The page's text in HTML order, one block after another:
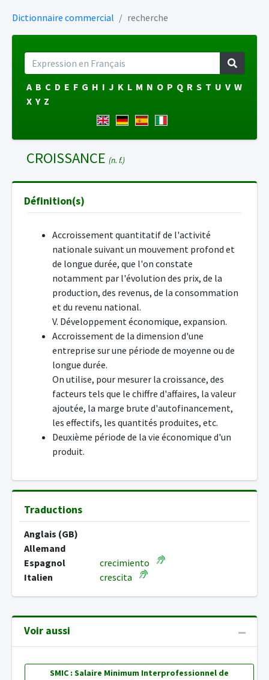
Dictionnaire commercial recherche
A B C D E F G H I J K L M N O P Q R S T U V W
X Y Z
CROISSANCE (n. f.)
Définition(s)
Accroissement quantitatif de l'activité
nationale suivant un mouvement profond et
de longue durée, que l'on constate
notamment par l'évolution des prix, de la
production, des revenus, de la consommation
et du revenu national.
V. Développement économique, expansion.
Accroissement de la dimension d'une
entreprise sur une période de moyenne ou de
longue durée.
On utilise, pour mesurer la croissance, des
facteurs tels que le chiffre d'affaires, la valeur
ajoutée, la marge brute d'autofinancement,
les effectifs, les quantités produites, etc.
Deuxième période de la vie économique d'un
produit.
Traductions
Anglais (GB)
Allemand
Espagnol
crecimiento
Italien
crescita
Voir aussi
SMIC : Salaire Minimum Interprofessionnel de